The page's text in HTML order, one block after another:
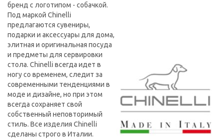
бренд с логотипом - собачкой.
Под маркой Chinelli
предлагаются сувениры,
подарки и аксессуары для дома,
элитная и оригинальная посуда
и предметы для сервировки
стола. Chinelli всегда идет в
ногу со временем, следит за
современными тенденциями в
моде и дизайне, но при этом
всегда сохраняет свой
собственный неповторимый
стиль. Все изделия Chinelli
сделаны строго в Италии.